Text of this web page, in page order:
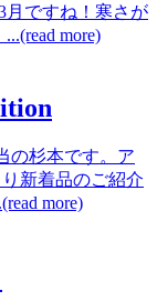
ですね！寒さが
more)
の杉本です。ア
新着品のご紹介
more)